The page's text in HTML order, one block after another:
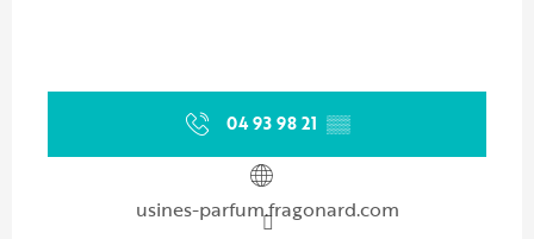
04 93 98 21 ▒▒
usines-parfum.fragonard.com